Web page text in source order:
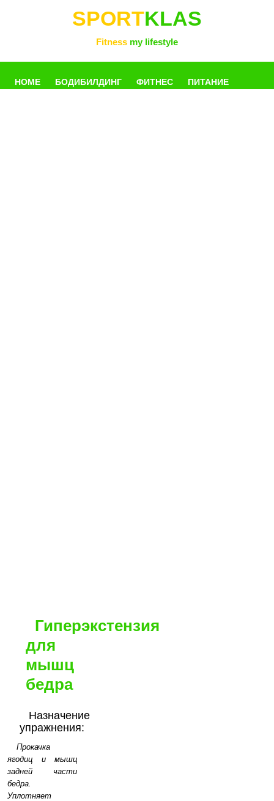
SPORTKLAS
Fitness my lifestyle
HOME БОДИБИЛДИНГ ФИТНЕС ПИТАНИЕ
Гиперэкстензия
для
мышц
бедра
Назначение
упражнения:
Прокачка
ягодиц и мышц
задней части
бедра.
Уплотняет